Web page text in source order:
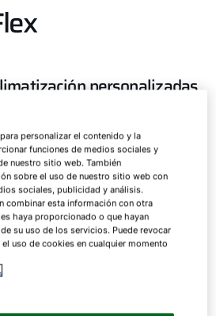
personalizadas
ofrece la máxima
de aire desde pequeños a
hasta 350.000 m³/h
personalizar el contenido y la
funciones de medios sociales y
nuestro sitio web. También
sobre el uso de nuestro sitio web con
sociales, publicidad y análisis.
combinar esta información con otra
haya proporcionado o que hayan
su uso de los servicios. Puede revocar
uso de cookies en cualquier momento